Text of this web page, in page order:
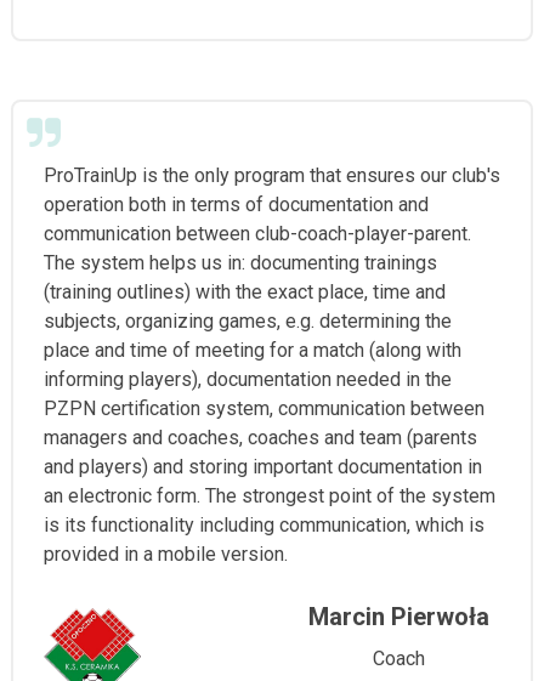
ProTrainUp is the only program that ensures our club's
operation both in terms of documentation and
communication between club-coach-player-parent.
The system helps us in: documenting trainings
(training outlines) with the exact place, time and
subjects, organizing games, e.g. determining the
place and time of meeting for a match (along with
informing players), documentation needed in the
PZPN certification system, communication between
managers and coaches, coaches and team (parents
and players) and storing important documentation in
an electronic form. The strongest point of the system
is its functionality including communication, which is
provided in a mobile version.
Marcin Pierwoła
Coach